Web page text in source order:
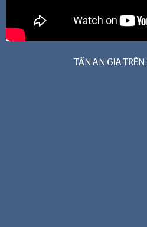
TẤN AN GIA